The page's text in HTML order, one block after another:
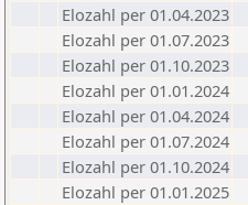
Elozahl per 01.04.2023
Elozahl per 01.07.2023
Elozahl per 01.10.2023
Elozahl per 01.01.2024
Elozahl per 01.04.2024
Elozahl per 01.07.2024
Elozahl per 01.10.2024
Elozahl per 01.01.2025